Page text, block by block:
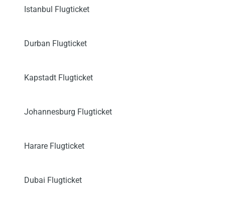
Istanbul Flugticket
Durban Flugticket
Kapstadt Flugticket
Johannesburg Flugticket
Harare Flugticket
Dubai Flugticket